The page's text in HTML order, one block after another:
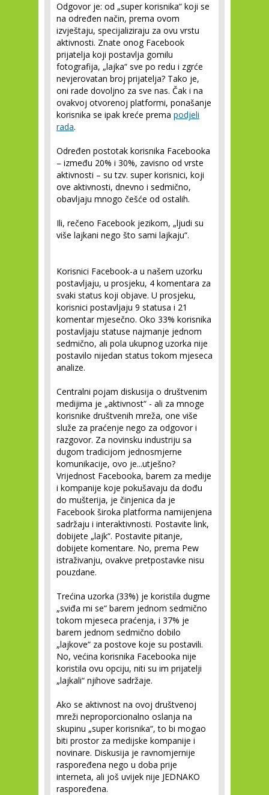
Odgovor je: od „super korisnika“ koji se
na određen način, prema ovom
izvještaju, specijaliziraju za ovu vrstu
aktivnosti. Znate onog Facebook
prijatelja koji postavlja gomilu
fotografija, „lajka“ sve po redu i zgrće
nevjerovatan broj prijatelja? Tako je,
oni rade dovoljno za sve nas. Čak i na
ovakvoj otvorenoj platformi, ponašanje
korisnika se ipak kreće prema podjeli
rada.
Određen postotak korisnika Facebooka
– između 20% i 30%, zavisno od vrste
aktivnosti – su tzv. super korisnici, koji
ove aktivnosti, dnevno i sedmično,
obavljaju mnogo češće od ostalih.
Ili, rečeno Facebook jezikom, „ljudi su
više lajkani nego što sami lajkaju“.
Korisnici Facebook-a u našem uzorku
postavljaju, u prosjeku, 4 komentara za
svaki status koji objave. U prosjeku,
korisnici postavljaju 9 statusa i 21
komentar mjesečno. Oko 33% korisnika
postavljaju statuse najmanje jednom
sedmično, ali pola ukupnog uzorka nije
postavilo nijedan status tokom mjeseca
analize.
Centralni pojam diskusija o društvenim
medijima je „aktivnost“ - ali za mnoge
korisnike društvenih mreža, one više
služe za praćenje nego za odgovor i
razgovor. Za novinsku industriju sa
dugom tradicijom jednosmjerne
komunikacije, ovo je...utješno?
Vrijednost Facebooka, barem za medije
i kompanije koje pokušavaju da dođu
do mušterija, je činjenica da je
Facebook široka platforma namijenjena
sadržaju i interaktivnosti. Postavite link,
dobijete „lajk“. Postavite pitanje,
dobijete komentare. No, prema Pew
istraživanju, ovakve pretpostavke nisu
pouzdane.
Trećina uzorka (33%) je koristila dugme
„sviđa mi se“ barem jednom sedmično
tokom mjeseca praćenja, i 37% je
barem jednom sedmično dobilo
„lajkove“ za postove koje su postavili.
No, većina korisnika Facebooka nije
koristila ovu opciju, niti su im prijatelji
„lajkali“ njihove sadržaje.
Ako se aktivnost na ovoj društvenoj
mreži neproporcionalno oslanja na
skupinu „super korisnika“, to bi mogao
biti prostor za medijske kompanije i
novinare. Diskusija je ravnomjernije
raspoređena nego u doba prije
interneta, ali još uvijek nije JEDNAKO
raspoređena.